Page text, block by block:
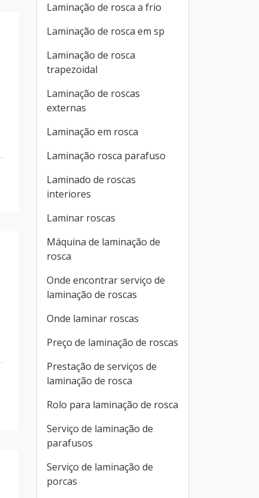
Laminação de rosca a frio
Laminação de rosca em sp
Laminação de rosca
trapezoidal
Laminação de roscas
externas
Laminação em rosca
Laminação rosca parafuso
Laminado de roscas
interiores
Laminar roscas
Máquina de laminação de
rosca
Onde encontrar serviço de
laminação de roscas
Onde laminar roscas
Preço de laminação de roscas
Prestação de serviços de
laminação de rosca
Rolo para laminação de rosca
Serviço de laminação de
parafusos
Serviço de laminação de
porcas